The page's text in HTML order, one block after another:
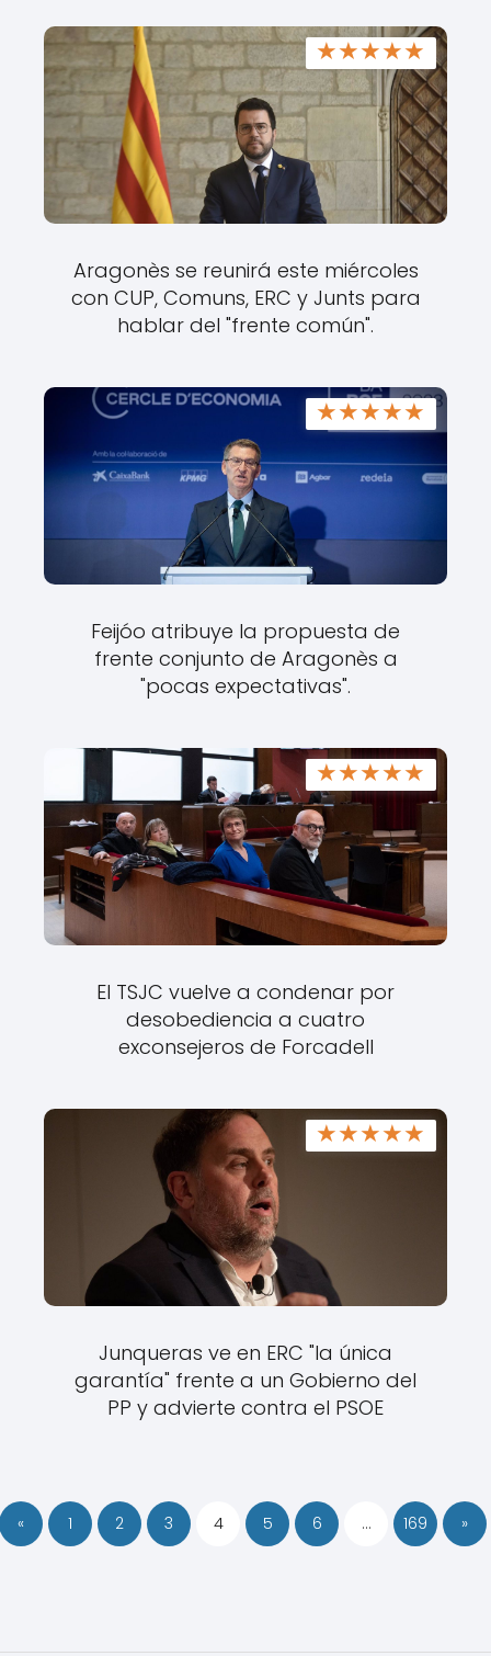
★★★★★
Aragonès se reunirá este miércoles
con CUP, Comuns, ERC y Junts para
hablar del "frente común".
★★★★★
Feijóo atribuye la propuesta de
frente conjunto de Aragonès a
"pocas expectativas".
★★★★★
El TSJC vuelve a condenar por
desobediencia a cuatro
exconsejeros de Forcadell
★★★★★
Junqueras ve en ERC "la única
garantía" frente a un Gobierno del
PP y advierte contra el PSOE
« 1 2 3 4 5 6 … 169 »